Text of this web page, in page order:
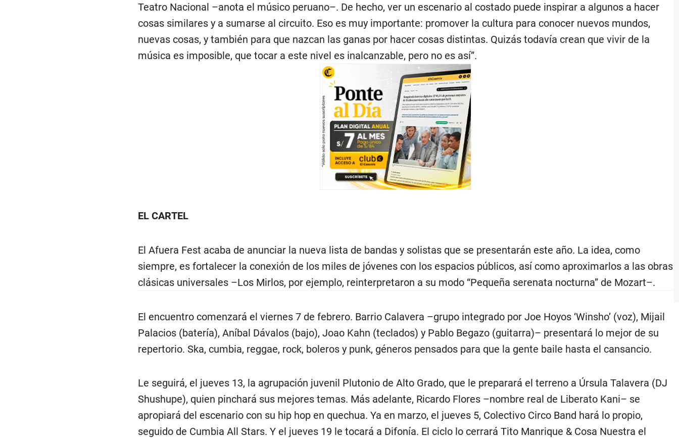
Teatro Nacional –anota el músico peruano–. De hecho, ver un escenario al costado puede inspirar a algunos a hacer
cosas similares y a sumarse al circuito. Eso es muy importante: promover la cultura para conocer nuevos mundos,
nuevas cosas, y también para que nazcan las ganas por hacer cosas distintas. Quizás todavía crean que vivir de la
música es imposible, que tocar a este nivel es inalcanzable, pero no es así”.
EL CARTEL
El Afuera Fest acaba de anunciar la nueva lista de bandas y solistas que se presentarán este año. La idea, como
siempre, es fortalecer la conexión de los miles de jóvenes con los espacios públicos, así como aproximarlos a las obras
clásicas universales –Los Mirlos, por ejemplo, reinterpretaron a su modo “Pequeña serenata nocturna” de Mozart–.
El encuentro comenzará el viernes 7 de febrero. Barrio Calavera –grupo integrado por Joe Hoyos ‘Winsho’ (voz), Mijail
Palacios (batería), Aníbal Dávalos (bajo), Joao Kahn (teclados) y Pablo Begazo (guitarra)– presentará lo mejor de su
repertorio. Ska, cumbia, reggae, rock, boleros y punk, géneros pensados para que la gente baile hasta el cansancio.
Le seguirá, el jueves 13, la agrupación juvenil Plutonio de Alto Grado, que le preparará el terreno a Úrsula Talavera (DJ
Shushupe), quien pinchará sus mejores temas. Más adelante, Ricardo Flores –nombre real de Liberato Kani– se
apropiará del escenario con su hip hop en quechua. Ya en marzo, el jueves 5, Colectivo Circo Band hará lo propio,
seguido de Cumbia All Stars. Y el jueves 19 le tocará a Difonía. El ciclo lo cerrará Tito Manrique & Cosa Nuestra el